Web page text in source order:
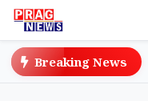
Breaking News
Cinema, to be